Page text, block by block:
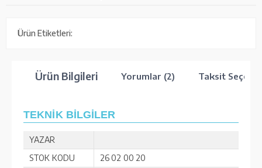
Ürün Etiketleri:
Ürün Bilgileri Yorumlar (2) Taksit
TEKNİK BİLGİLER
YAZAR
STOK KODU
26 02 00 20